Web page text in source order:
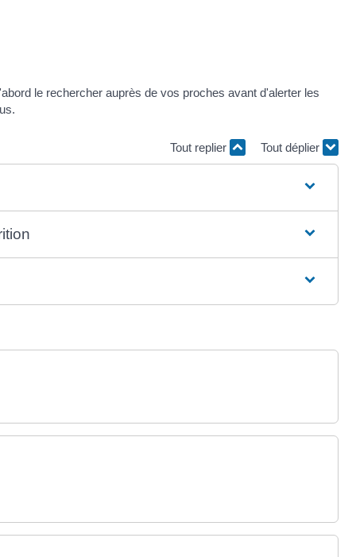
le rechercher auprès de vos proches avant d'alerter les
Tout replier Tout déplier